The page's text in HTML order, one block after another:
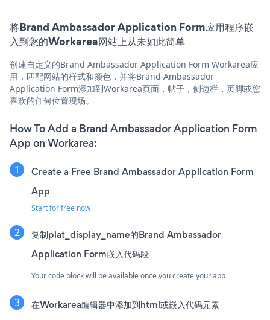
将Brand Ambassador Application Form应用程序嵌
入到您的Workarea网站上从未如此简单
创建自定义的Brand Ambassador Application Form Workarea应
用，匹配网站的样式和颜色，并将Brand Ambassador
Application Form添加到Workarea页面，帖子，侧边栏，页脚或您
喜欢的任何位置现场。
How To Add a Brand Ambassador Application Form
App on Workarea:
Create a Free Brand Ambassador Application Form
App
Start for free now
复制plat_display_name的Brand Ambassador
Application Form嵌入代码段
Your code block will be available once you create your app
在Workarea编辑器中添加到html或嵌入代码元素